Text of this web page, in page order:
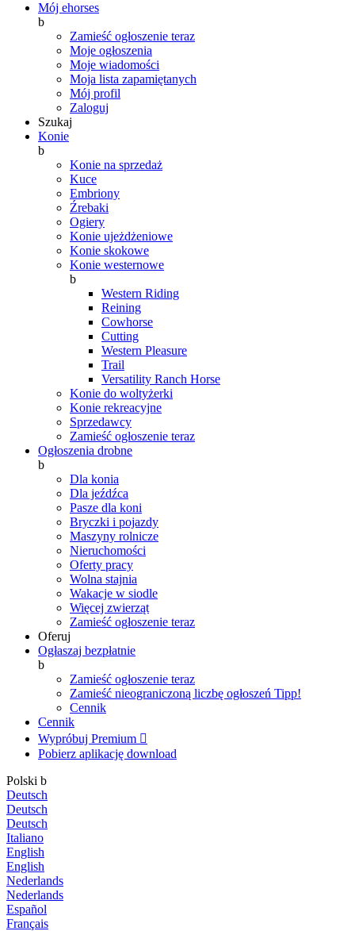
Mój ehorses
b
Zamieść ogłoszenie teraz
Moje ogłoszenia
Moje wiadomości
Moja lista zapamiętanych
Mój profil
Zaloguj
Szukaj
Konie
b
Konie na sprzedaż
Kuce
Embriony
Źrebaki
Ogiery
Konie ujeżdżeniowe
Konie skokowe
Konie westernowe
b
Western Riding
Reining
Cowhorse
Cutting
Western Pleasure
Trail
Versatility Ranch Horse
Konie do woltyżerki
Konie rekreacyjne
Sprzedawcy
Zamieść ogłoszenie teraz
Ogłoszenia drobne
b
Dla konia
Dla jeźdźca
Pasze dla koni
Bryczki i pojazdy
Maszyny rolnicze
Nieruchomości
Oferty pracy
Wolna stajnia
Wakacje w siodle
Więcej zwierząt
Zamieść ogłoszenie teraz
Oferuj
Ogłaszaj bezpłatnie
b
Zamieść ogłoszenie teraz
Zamieść nieograniczoną liczbę ogłoszeń Tipp!
Cennik
Cennik
Wypróbuj Premium 
Pobierz aplikację download
Polski b
Deutsch
Deutsch
Deutsch
Italiano
English
English
Nederlands
Nederlands
Español
Français